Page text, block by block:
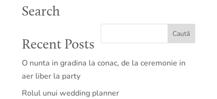
Search
Recent Posts
O nunta in gradina la conac, de la ceremonie in
aer liber la party
Rolul unui wedding planner